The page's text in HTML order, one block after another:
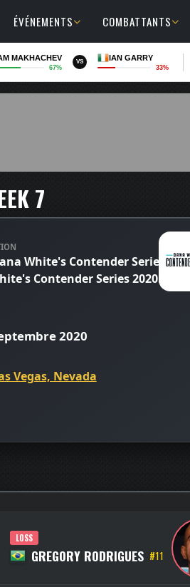
ÉVÉNEMENTS COMBATTANTS
MAKHACHEV
67%
VS IAN GARRY
33%
7
White's Contender Series
Contender Series 2020:
2020
Vegas, Nevada
LOSS
GREGORY RODRIGUES #11